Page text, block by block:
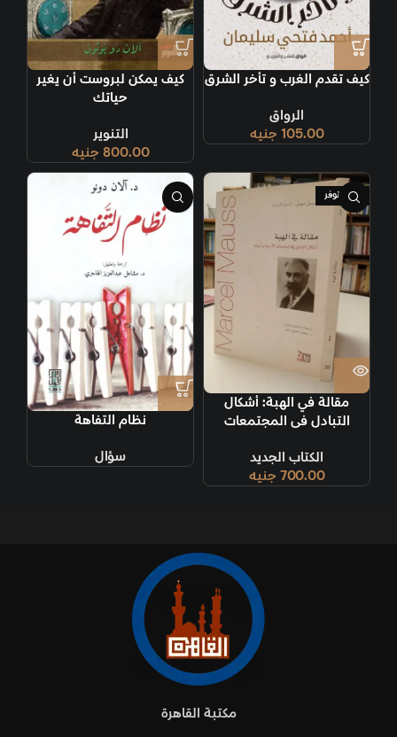
كيف تقدم الغرب و تأخر الشرق
الرواق
105.00 جنيه
كيف يمكن لبروست أن يغير
حياتك
التنوير
800.00 جنيه
غير متوفر
مقالة في الهبة: أشكال
التبادل فى المجتمعات
الكتاب الجديد
700.00 جنيه
نظام التفاهة
سؤال
مكتبة القاهرة